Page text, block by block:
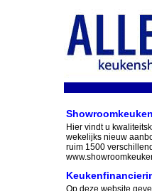
Hier vindt u
wekelijks nieuw
ruim 1500
Op deze website